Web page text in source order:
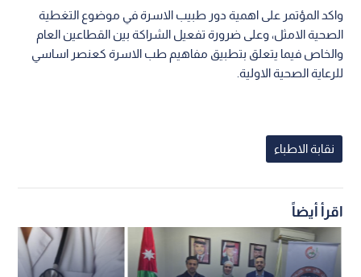
واكد المؤتمر على اهمية دور طبيب الاسرة في موضوع التغطية
الصحية الامثل، وعلى ضرورة تفعيل الشراكة بين القطاعين العام
والخاص فيما يتعلق بتطبيق مفاهيم طب الاسرة كعنصر اساسي
للرعاية الصحية الاولية.
نقابة الاطباء
اقرأ أيضاً